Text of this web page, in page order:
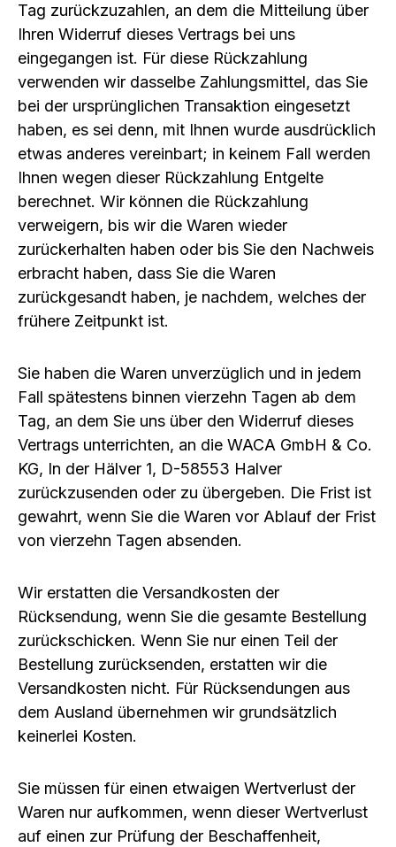
Tag zurückzuzahlen, an dem die Mitteilung über
Ihren Widerruf dieses Vertrags bei uns
eingegangen ist. Für diese Rückzahlung
verwenden wir dasselbe Zahlungsmittel, das Sie
bei der ursprünglichen Transaktion eingesetzt
haben, es sei denn, mit Ihnen wurde ausdrücklich
etwas anderes vereinbart; in keinem Fall werden
Ihnen wegen dieser Rückzahlung Entgelte
berechnet. Wir können die Rückzahlung
verweigern, bis wir die Waren wieder
zurückerhalten haben oder bis Sie den Nachweis
erbracht haben, dass Sie die Waren
zurückgesandt haben, je nachdem, welches der
frühere Zeitpunkt ist.
Sie haben die Waren unverzüglich und in jedem
Fall spätestens binnen vierzehn Tagen ab dem
Tag, an dem Sie uns über den Widerruf dieses
Vertrags unterrichten, an die WACA GmbH & Co.
KG, In der Hälver 1, D-58553 Halver
zurückzusenden oder zu übergeben. Die Frist ist
gewahrt, wenn Sie die Waren vor Ablauf der Frist
von vierzehn Tagen absenden.
Wir erstatten die Versandkosten der
Rücksendung, wenn Sie die gesamte Bestellung
zurückschicken. Wenn Sie nur einen Teil der
Bestellung zurücksenden, erstatten wir die
Versandkosten nicht. Für Rücksendungen aus
dem Ausland übernehmen wir grundsätzlich
keinerlei Kosten.
Sie müssen für einen etwaigen Wertverlust der
Waren nur aufkommen, wenn dieser Wertverlust
auf einen zur Prüfung der Beschaffenheit,